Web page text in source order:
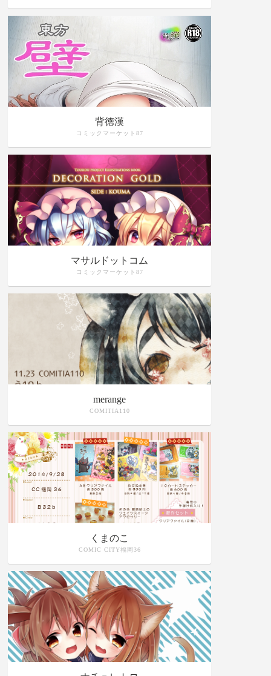
背徳漢
コミックマーケット87
マサルドットコム
コミックマーケット87
merange
COMITIA110
くまのこ
COMIC CITY福岡36